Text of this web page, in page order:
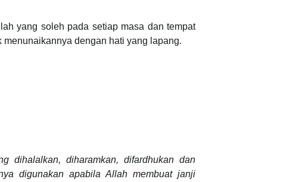
yang soleh pada setiap masa dan tempat
menunaikannya dengan hati yang lapang.
dihalalkan, diharamkan, difardhukan dan
digunakan apabila Allah membuat janji